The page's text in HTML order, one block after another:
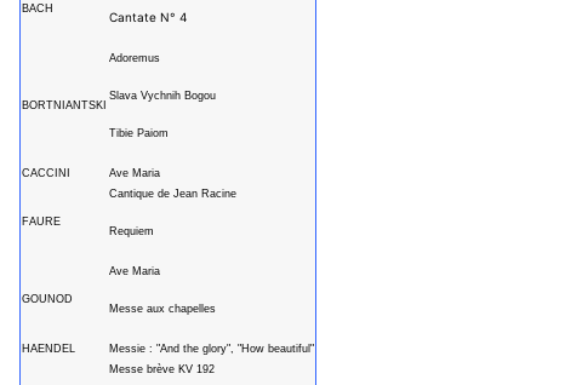
BACH
Cantate N° 4
BORTNIANTSKI
Adoremus
Slava Vychnih Bogou
Tibie Paiom
CACCINI Ave Maria
FAURE
Cantique de Jean Racine
Requiem
GOUNOD
Ave Maria
Messe aux chapelles
HAENDEL Messie : "And the glory", "How beautiful"
Messe brève KV 192